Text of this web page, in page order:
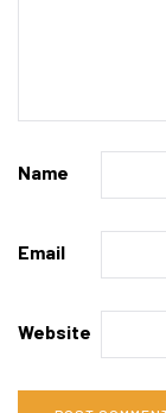
Name
Email
Website